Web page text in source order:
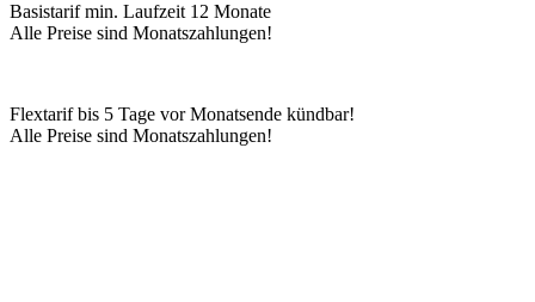
Basistarif min. Laufzeit 12 Monate
Alle Preise sind Monatszahlungen!
Flextarif bis 5 Tage vor Monatsende kündbar!
Alle Preise sind Monatszahlungen!